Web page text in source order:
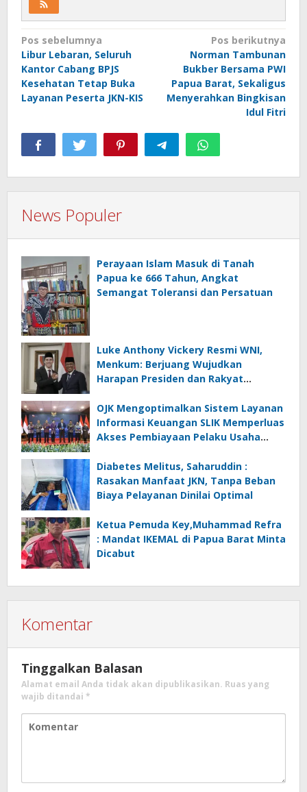
Navigasi
pos
Pos sebelumnya
Libur Lebaran, Seluruh
Kantor Cabang BPJS
Kesehatan Tetap Buka
Layanan Peserta JKN-KIS
Pos berikutnya
Norman Tambunan
Bukber Bersama PWI
Papua Barat, Sekaligus
Menyerahkan Bingkisan
Idul Fitri
News Populer
Perayaan Islam Masuk di Tanah
Papua ke 666 Tahun, Angkat
Semangat Toleransi dan Persatuan
Luke Anthony Vickery Resmi WNI,
Menkum: Berjuang Wujudkan
Harapan Presiden dan Rakyat
OJK Mengoptimalkan Sistem Layanan
Informasi Keuangan SLIK Memperluas
Akses Pembiayaan Pelaku Usaha
Diabetes Melitus, Saharuddin :
Rasakan Manfaat JKN, Tanpa Beban
Biaya Pelayanan Dinilai Optimal
Ketua Pemuda Key,Muhammad Refra
: Mandat IKEMAL di Papua Barat Minta
Dicabut
Komentar
Tinggalkan Balasan
Alamat email Anda tidak akan dipublikasikan. Ruas yang
wajib ditandai *